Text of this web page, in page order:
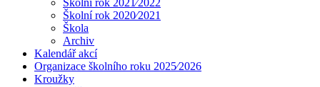
Školní rok 2021⁄2022
Školní rok 2020⁄2021
Škola
Archiv
Kalendář akcí
Organizace školního roku 2025⁄2026
Kroužky